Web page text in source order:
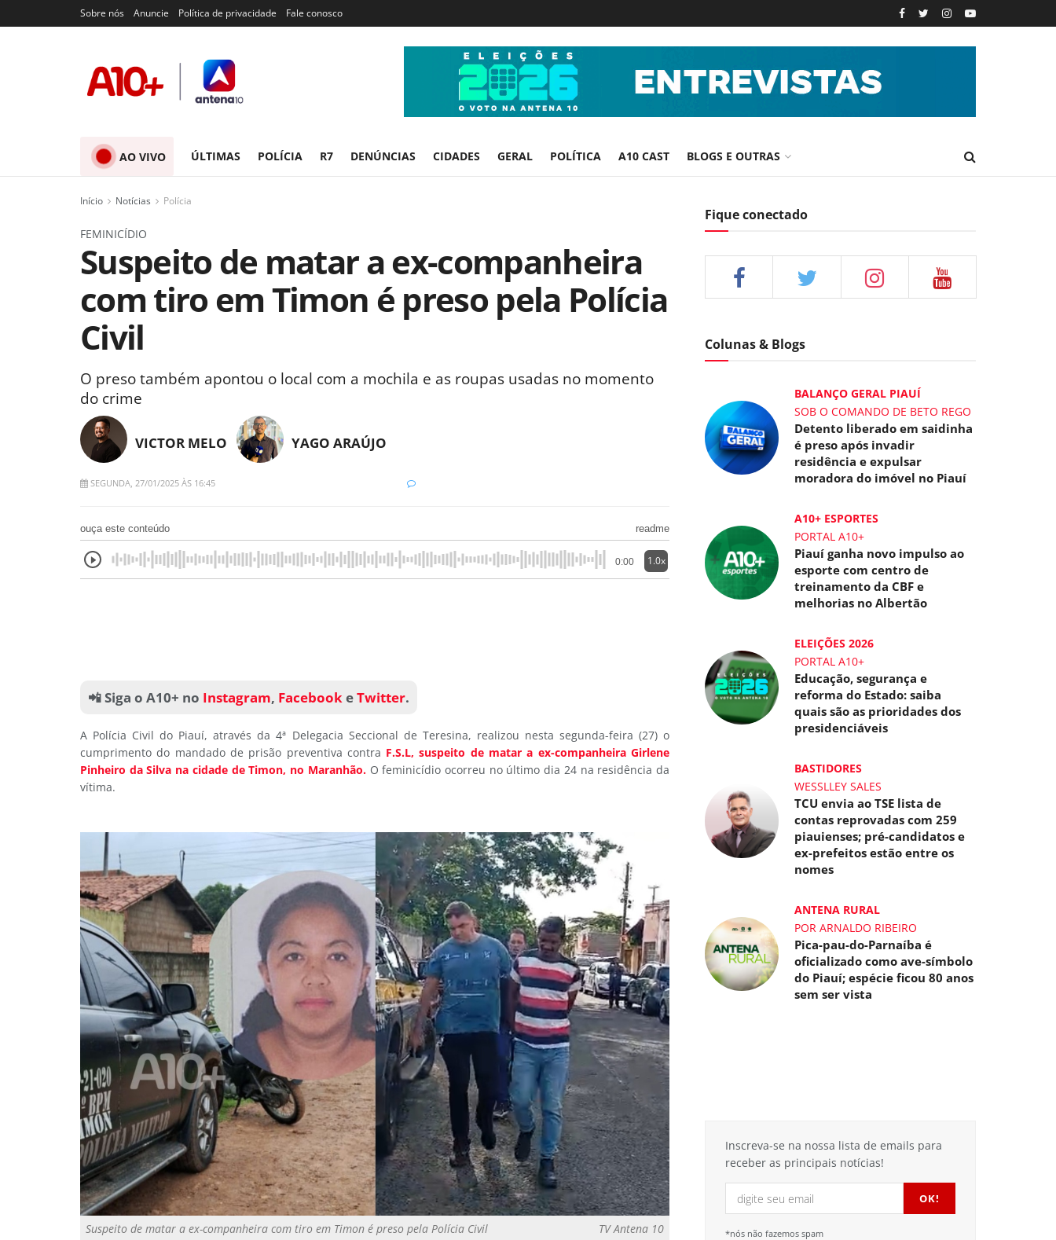
Sobre nós Anuncie Política de privacidade Fale conosco
AO VIVO ÚLTIMAS POLÍCIA R7 DENÚNCIAS CIDADES GERAL POLÍTICA A10 CAST BLOGS E OUTRAS
Início Notícias Polícia
FEMINICÍDIO
Suspeito de matar a ex-companheira
com tiro em Timon é preso pela Polícia
Civil
O preso também apontou o local com a mochila e as roupas usadas no momento
do crime
VICTOR MELO YAGO ARAÚJO
SEGUNDA, 27/01/2025 ÀS 16:45
ouça este conteúdo readme
0:00 1.0x
📲 Siga o A10+ no Instagram, FacebookeTwitter.
A Polícia Civil do Piauí, através da 4ª Delegacia Seccional de Teresina, realizou nesta segunda-feira (27) o
cumprimento do mandado de prisão preventiva contra F.S.L, suspeito de matar a ex-companheira Girlene
Pinheiro da Silva na cidade de Timon, no Maranhão.O feminicídio ocorreu no último dia 24 na residência da
vítima.
Suspeito de matar a ex-companheira com tiro em Timon é preso pela Polícia Civil TV Antena 10
Fique conectado
Colunas & Blogs
BALANÇO GERAL PIAUÍ
SOB O COMANDO DE BETO REGO
Detento liberado em saidinha
é preso após invadir
residência e expulsar
moradora do imóvel no Piauí
A10+ ESPORTES
PORTAL A10+
Piauí ganha novo impulso ao
esporte com centro de
treinamento da CBF e
melhorias no Albertão
ELEIÇÕES 2026
PORTAL A10+
Educação, segurança e
reforma do Estado: saiba
quais são as prioridades dos
presidenciáveis
BASTIDORES
WESSLLEY SALES
TCU envia ao TSE lista de
contas reprovadas com 259
piauienses; pré-candidatos e
ex-prefeitos estão entre os
nomes
ANTENA RURAL
POR ARNALDO RIBEIRO
Pica-pau-do-Parnaíba é
oficializado como ave-símbolo
do Piauí; espécie ficou 80 anos
sem ser vista
Inscreva-se na nossa lista de emails para
receber as principais notícias!
*nós não fazemos spam